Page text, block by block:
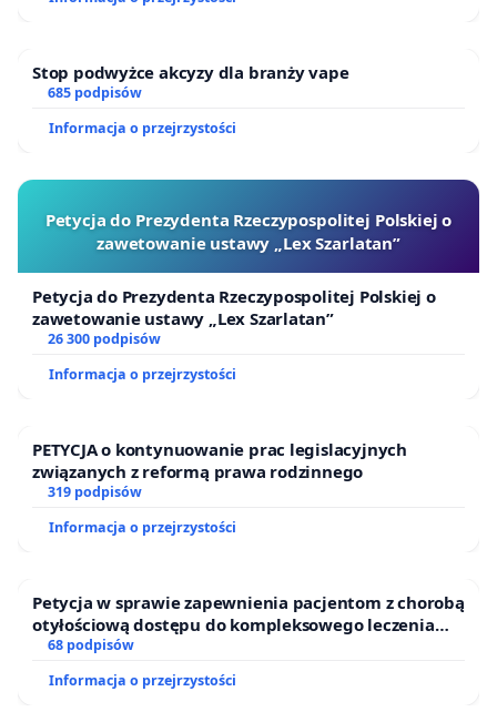
Stop podwyżce akcyzy dla branży vape
685 podpisów
Informacja o przejrzystości
Petycja do Prezydenta Rzeczypospolitej Polskiej o
zawetowanie ustawy „Lex Szarlatan”
Petycja do Prezydenta Rzeczypospolitej Polskiej o
zawetowanie ustawy „Lex Szarlatan”
26 300 podpisów
Informacja o przejrzystości
PETYCJA o kontynuowanie prac legislacyjnych
związanych z reformą prawa rodzinnego
319 podpisów
Informacja o przejrzystości
Petycja w sprawie zapewnienia pacjentom z chorobą
otyłościową dostępu do kompleksowego leczenia
oraz programów profilaktycznych.
68 podpisów
Informacja o przejrzystości